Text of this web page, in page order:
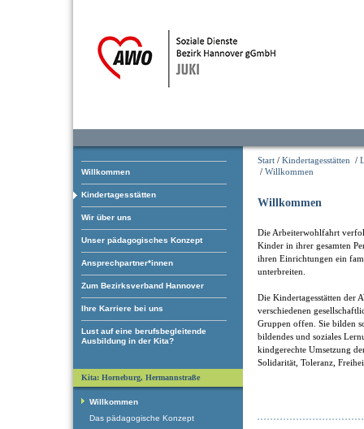
Willkommen
Kindertagesstätten
Wir über uns
Unser pädagogisches Konzept
Ansprechpartner*innen
Zum Bezirksverband Hannover
Ihre Karriere bei uns
Lust auf eine berufsbegleitende
Ausbildung in der Kita?
Start / Kindertagesstätten /
/ Willkommen
Willkommen
Die Arbeiterwohlfahrt
Kinder in ihrer gesamten
ihren Einrichtungen ein
unterbreiten.
Die Kindertagesstätten der
verschiedenen
Gruppen offen. Sie bilden
bildendes und soziales
kindgerechte Umsetzung
Solidarität, Toleranz,
Kita: Horneburg, Hermannstraße
Willkommen
Das pädagogische Konzept